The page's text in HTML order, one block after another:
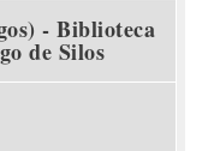
- Biblioteca
de Silos